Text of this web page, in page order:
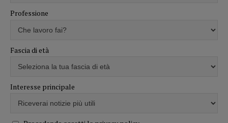
Professione
Fascia di età
Interesse principale